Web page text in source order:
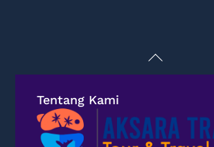
Back
To
Tentang Kami